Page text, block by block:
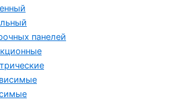
панелей